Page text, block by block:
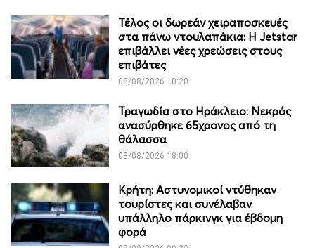
Τέλος οι δωρεάν χειραποσκευές
στα πάνω ντουλαπάκια: Η Jetstar
επιβάλλει νέες χρεώσεις στους
επιβάτες
08/08/2026 10:20
Τραγωδία στο Ηράκλειο: Νεκρός
ανασύρθηκε 65χρονος από τη
θάλασσα
08/08/2026 18:00
Κρήτη: Αστυνομικοί ντύθηκαν
τουρίστες και συνέλαβαν
υπάλληλο πάρκινγκ για έβδομη
φορά